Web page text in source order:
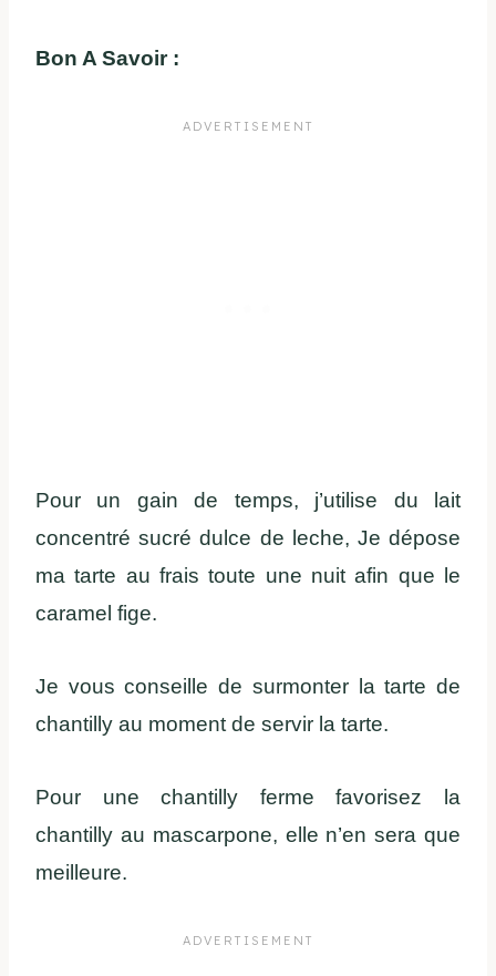
Bon A Savoir :
Pour un gain de temps, j’utilise du lait
concentré sucré dulce de leche, Je dépose
ma tarte au frais toute une nuit afin que le
caramel fige.
Je vous conseille de surmonter la tarte de
chantilly au moment de servir la tarte.
Pour une chantilly ferme favorisez la
chantilly au mascarpone, elle n’en sera que
meilleure.